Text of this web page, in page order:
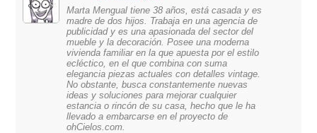
Marta Mengual tiene 38 años, está casada y es
madre de dos hijos. Trabaja en una agencia de
publicidad y es una apasionada del sector del
mueble y la decoración. Posee una moderna
vivienda familiar en la que apuesta por el estilo
ecléctico, en el que combina con suma
elegancia piezas actuales con detalles vintage.
No obstante, busca constantemente nuevas
ideas y soluciones para mejorar cualquier
estancia o rincón de su casa, hecho que le ha
llevado a embarcarse en el proyecto de
ohCielos.com.